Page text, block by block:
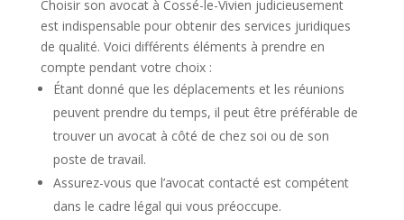
Choisir son avocat à Cossé-le-Vivien judicieusement
est indispensable pour obtenir des services juridiques
de qualité. Voici différents éléments à prendre en
compte pendant votre choix :
Étant donné que les déplacements et les réunions
peuvent prendre du temps, il peut être préférable de
trouver un avocat à côté de chez soi ou de son
poste de travail.
Assurez-vous que l’avocat contacté est compétent
dans le cadre légal qui vous préoccupe.